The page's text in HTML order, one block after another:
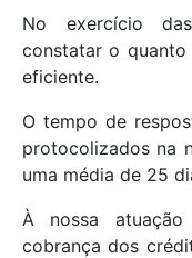
No exercício
constatar o quanto
eficiente.
O tempo de
protocolizados na
uma média de 25
À nossa
cobrança dos